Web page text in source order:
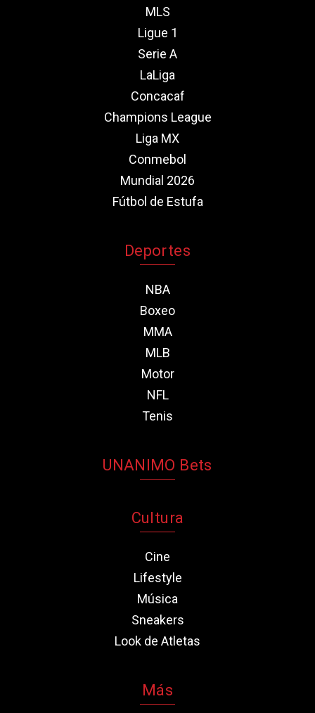
MLS
Ligue 1
Serie A
LaLiga
Concacaf
Champions League
Liga MX
Conmebol
Mundial 2026
Fútbol de Estufa
Deportes
NBA
Boxeo
MMA
MLB
Motor
NFL
Tenis
UNANIMO Bets
Cultura
Cine
Lifestyle
Música
Sneakers
Look de Atletas
Más